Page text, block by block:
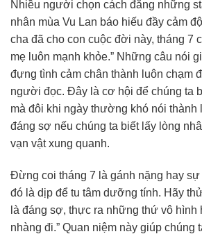
Nhiều người chọn cách đăng những
nhân mùa Vu Lan báo hiếu đầy cảm
cha đã cho con cuộc đời này, tháng 7
mẹ luôn mạnh khỏe.” Những câu nói
đựng tình cảm chân thành luôn chạm
người đọc. Đây là cơ hội để chúng ta
mà đôi khi ngày thường khó nói thành
đáng sợ nếu chúng ta biết lấy lòng
vạn vật xung quanh.
Đừng coi tháng 7 là gánh nặng hay sự
đó là dịp để tu tâm dưỡng tính. Hãy
là đáng sợ, thực ra những thứ vô hình
nhàng đi.” Quan niệm này giúp chúng